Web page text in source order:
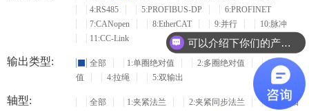
4:RS485
5:PROFIBUS-DP
6:PROFINET
7:CANopen
8:EtherCAT 9:并行
10:脉冲
11:CC-Link
输出类型: 全部 1:单圈绝对值 2:多圈绝对值
3:增量
值
4:拉绳 5:双输出
轴型: 全部 1:夹紧法兰 2:夹紧同步法兰
3:盲孔轴
可以介绍下你们的产品么？